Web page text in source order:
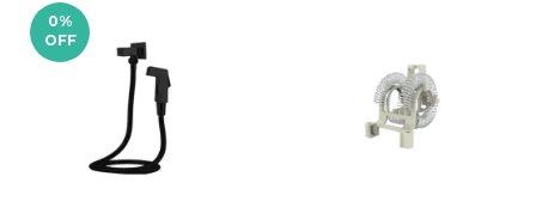
0%
OFF